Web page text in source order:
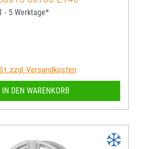
- 5 Werktage*
zzgl. Versandkosten
IN DEN WARENKORB